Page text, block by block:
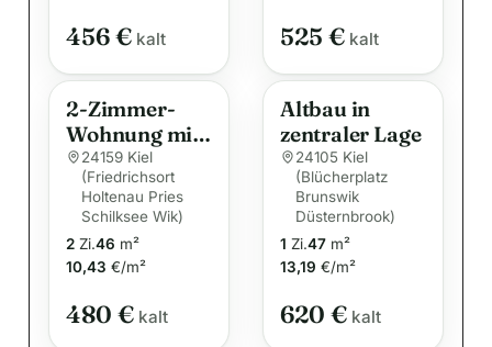
456 € kalt 525 € kalt
2-Zimmer-
Wohnung mit
Einbauküche
in der
Gudegastkopp
el 5a in Kiel zu
vermieten!
GmbH
24159 Kiel
(Friedrichsort
Holtenau Pries
Schilksee Wik)
2 Zi.46 m²
10,43 €/m²
480 € kalt
Altbau in
zentraler Lage
24105 Kiel
(Blücherplatz
Brunswik
Düsternbrook)
1 Zi.47 m²
13,19 €/m²
620 € kalt